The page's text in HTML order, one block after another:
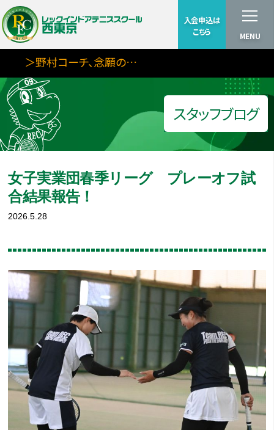
入会申込は
こちら
MENU
＞野村コーチ、念願の…
スタッフブログ
女子実業団春季リーグ プレーオフ試
合結果報告！
2026.5.28